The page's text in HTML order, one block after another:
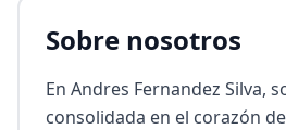
Sobre nosotros
En Andres Fernandez Silva,
consolidada en el corazón